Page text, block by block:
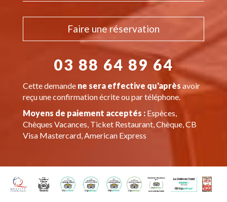
Faire une réservation
03 88 64 89 64
Cette demande ne sera effective qu'après avoir
reçu une confirmation écrite ou par téléphone.
Moyens de paiement acceptés :Espèces,
Chèques Vacances, Ticket Restaurant, Chèque, CB
Visa Mastercard, American Express